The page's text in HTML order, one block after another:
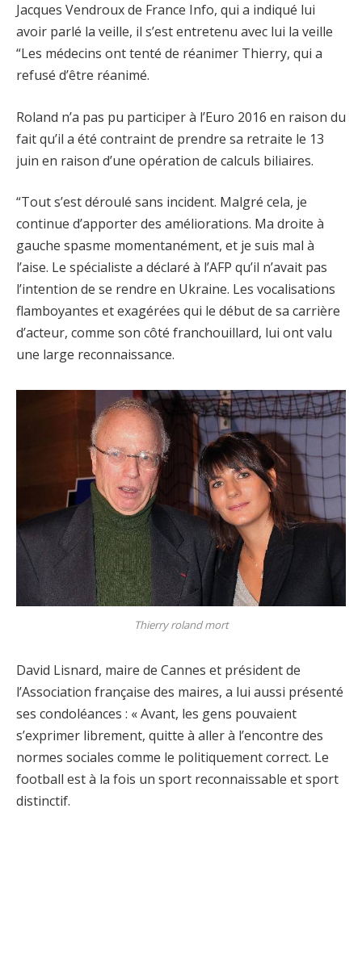
Jacques Vendroux de France Info, qui a indiqué lui
avoir parlé la veille, il s’est entretenu avec lui la veille
“Les médecins ont tenté de réanimer Thierry, qui a
refusé d’être réanimé.
Roland n’a pas pu participer à l’Euro 2016 en raison du
fait qu’il a été contraint de prendre sa retraite le 13
juin en raison d’une opération de calculs biliaires.
“Tout s’est déroulé sans incident. Malgré cela, je
continue d’apporter des améliorations. Ma droite à
gauche spasme momentanément, et je suis mal à
l’aise. Le spécialiste a déclaré à l’AFP qu’il n’avait pas
l’intention de se rendre en Ukraine. Les vocalisations
flamboyantes et exagérées qui le début de sa carrière
d’acteur, comme son côté franchouillard, lui ont valu
une large reconnaissance.
Thierry roland mort
David Lisnard, maire de Cannes et président de
l’Association française des maires, a lui aussi présenté
ses condoléances : « Avant, les gens pouvaient
s’exprimer librement, quitte à aller à l’encontre des
normes sociales comme le politiquement correct. Le
football est à la fois un sport reconnaissable et sport
distinctif.